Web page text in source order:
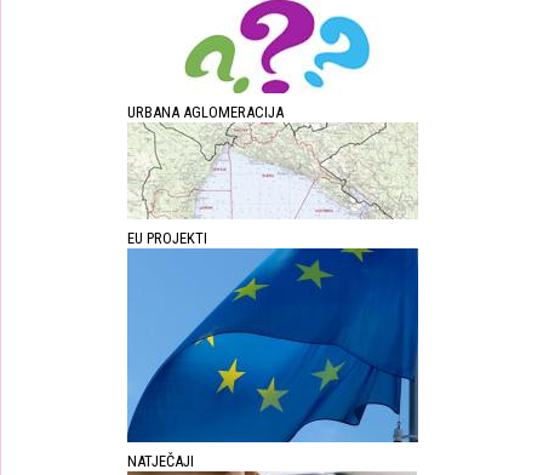
URBANA AGLOMERACIJA
EU PROJEKTI
NATJEČAJI